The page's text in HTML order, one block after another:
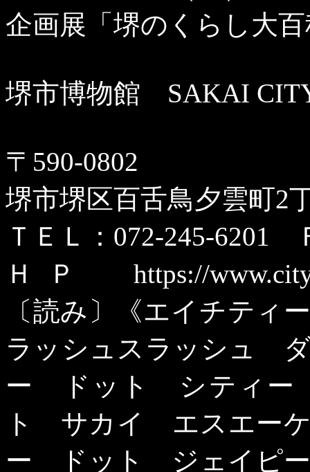
企画展「堺のくらし大
堺市博物館 SAKAI
〒 590-0802
堺市堺区百舌鳥夕雲町2
ＴＥＬ： 072-245-6201
ＨＰ https://
〔読み〕《エイチテ
ラッシュスラッシュ
ー ドット シティー
ト サカイ エスエー
ー ドット ジェイピ